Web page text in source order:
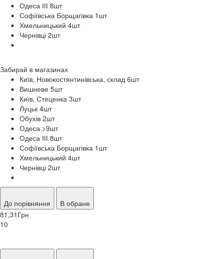
Одеса ІІІ 8шт
Софіївська Борщагівка 1 шт
Хмельницький 4шт
Чернівці 2шт
Забирай в магазинах
Київ, Новокостянтинівська, склад 6шт
Вишневе 5шт
Київ, Стеценка 3шт
Луцьк 4шт
Обухів 2шт
Одеса >9шт
Одеса ІІІ 8шт
Софіївська Борщагівка 1 шт
Хмельницький 4шт
Чернівці 2шт
До порівняння
В обране
81,31 Грн
10